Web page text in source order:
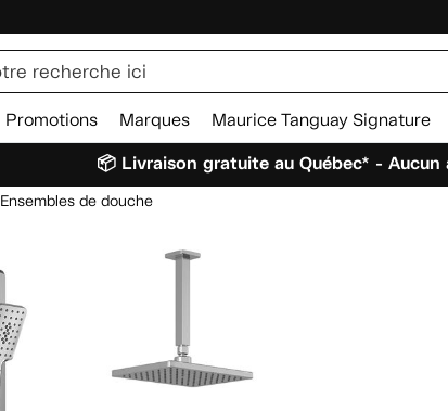
Promotions Marques Maurice Tanguay Signature
📦 Livraison gratuite au Québec* - Aucun
Ensembles de douche